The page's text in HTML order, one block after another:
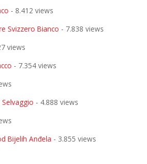
- 8.412 views
Svizzero Bianco - 7.838 views
views
- 7.354 views
- 4.888 views
Bijelih Anđela - 3.855 views